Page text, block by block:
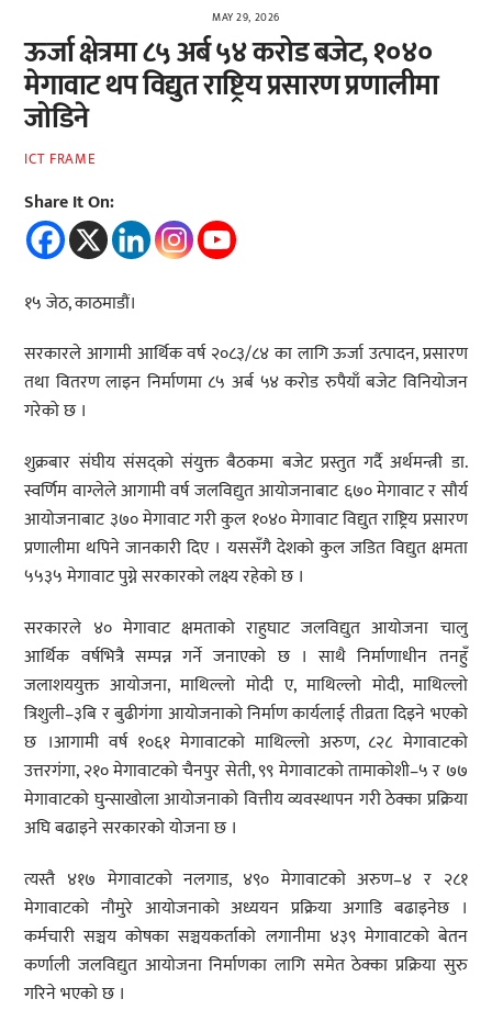
MAY 29, 2026
ऊर्जा क्षेत्रमा ८५ अर्ब ५४ करोड बजेट, १०४०
मेगावाट थप विद्युत राष्ट्रिय प्रसारण प्रणालीमा
जोडिने
ICT FRAME
Share It On:
१५ जेठ, काठमाडौं।
सरकारले आगामी आर्थिक वर्ष २०८३/८४ का लागि ऊर्जा उत्पादन, प्रसारण
तथा वितरण लाइन निर्माणमा ८५ अर्ब ५४ करोड रुपैयाँ बजेट विनियोजन
गरेको छ ।
शुक्रबार संघीय संसद्को संयुक्त बैठकमा बजेट प्रस्तुत गर्दै अर्थमन्त्री डा.
स्वर्णिम वाग्लेले आगामी वर्ष जलविद्युत आयोजनाबाट ६७० मेगावाट र सौर्य
आयोजनाबाट ३७० मेगावाट गरी कुल १०४० मेगावाट विद्युत राष्ट्रिय प्रसारण
प्रणालीमा थपिने जानकारी दिए । यससँगै देशको कुल जडित विद्युत क्षमता
५५३५ मेगावाट पुग्ने सरकारको लक्ष्य रहेको छ ।
सरकारले ४० मेगावाट क्षमताको राहुघाट जलविद्युत आयोजना चालु
आर्थिक वर्षभित्रै सम्पन्न गर्ने जनाएको छ । साथै निर्माणाधीन तनहुँ
जलाशययुक्त आयोजना, माथिल्लो मोदी ए, माथिल्लो मोदी, माथिल्लो
त्रिशुली–३बि र बुढीगंगा आयोजनाको निर्माण कार्यलाई तीव्रता दिइने भएको
छ ।आगामी वर्ष १०६१ मेगावाटको माथिल्लो अरुण, ८२८ मेगावाटको
उत्तरगंगा, २१० मेगावाटको चैनपुर सेती, ९९ मेगावाटको तामाकोशी–५ र ७७
मेगावाटको घुन्साखोला आयोजनाको वित्तीय व्यवस्थापन गरी ठेक्का प्रक्रिया
अघि बढाइने सरकारको योजना छ ।
त्यस्तै ४१७ मेगावाटको नलगाड, ४९० मेगावाटको अरुण–४ र २८१
मेगावाटको नौमुरे आयोजनाको अध्ययन प्रक्रिया अगाडि बढाइनेछ ।
कर्मचारी सञ्चय कोषका सञ्चयकर्ताको लगानीमा ४३९ मेगावाटको बेतन
कर्णाली जलविद्युत आयोजना निर्माणका लागि समेत ठेक्का प्रक्रिया सुरु
गरिने भएको छ ।